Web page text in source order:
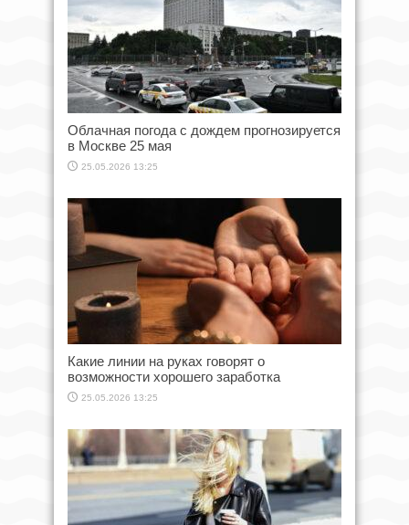
Облачная погода с дождем прогнозируется
в Москве 25 мая
25.05.2026 13:25
Какие линии на руках говорят о
возможности хорошего заработка
25.05.2026 13:25